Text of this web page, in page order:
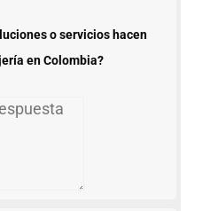
o servicios hacen
en Colombia?